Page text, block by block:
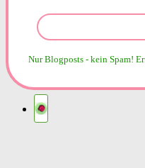
Nur Blogposts - kein Spam!